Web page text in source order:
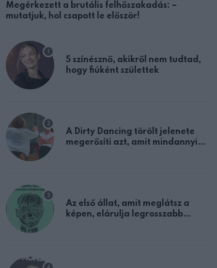
Megérkezett a brutális felhőszakadás: –
mutatjuk, hol csapott le először!
5 színésznő, akikről nem tudtad,
hogy fiúként születtek
A Dirty Dancing törölt jelenete
megerősíti azt, amit mindannyian
Az első állat, amit meglátsz a
képen, elárulja legrosszabb